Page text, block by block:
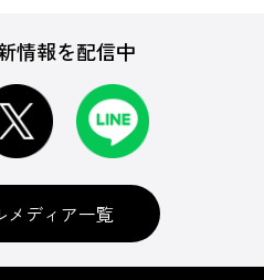
情報を配信中
メディア一覧